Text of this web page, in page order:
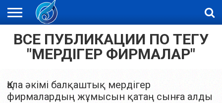
ЖАҢАЛЫҚТАР
НОВОСТИ
ВИДЕО
ФОТОРЕПОРТАЖИ
ОРКЕН
LIVETV
ВСЕ ПУБЛИКАЦИИ ПО ТЕГУ
"МЕРДІГЕР ФИРМАЛАР"
Қала әкімі балқаштық мердігер
фирмалардың жұмысын қатаң сынға алды